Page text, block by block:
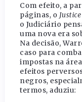
Com efeito, a
páginas, o Justice
o Judiciário
uma nova era
Na decisão,
caso para
impostas na
efeitos
negros,
termos, aduziu: